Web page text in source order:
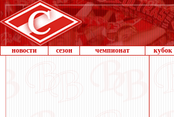
новости сезон чемпионат кубок